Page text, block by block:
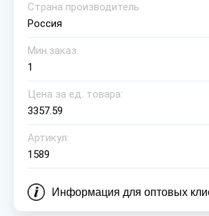
Страна производитель
Россия
Мин.заказ
1
Цена за ед. товара:
3357.59
Артикул:
1589
Информация для оптовых